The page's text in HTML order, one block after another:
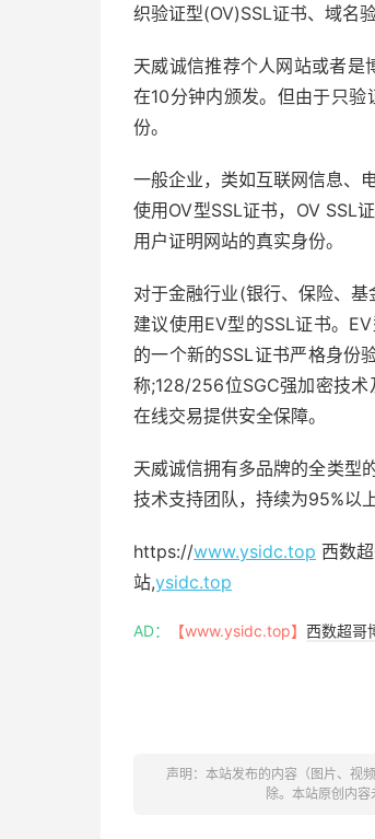
织验证型(OV)SSL证书、域名
天威诚信推荐个人网站或者是
在10分钟内颁发。但由于只
份。
一般企业，类如互联网信息、
使用OV型SSL证书，OV SSL
用户证明网站的真实身份。
对于金融行业(银行、保险、
建议使用EV型的SSL证书。
的一个新的SSL证书严格身份
称;128/256位SGC强加密技
在线交易提供安全保障。
天威诚信拥有多品牌的全类型
技术支持团队，持续为95%以
https://www.ysidc.top 西数
站,ysidc.top
AD： 【www.ysidc.top】 西数超哥
声明：本站发布的内容（图片、视
除。本站原创内容